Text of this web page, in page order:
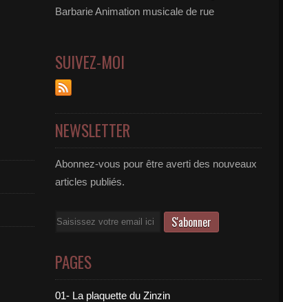
Barbarie Animation musicale de rue
SUIVEZ-MOI
NEWSLETTER
Abonnez-vous pour être averti des nouveaux
articles publiés.
Email
PAGES
01- La plaquette du Zinzin